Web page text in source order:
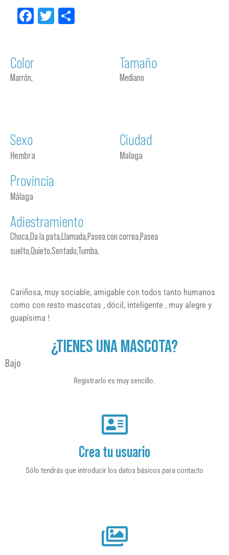
Facebook
Twitter
Color
Marrón,
Tamaño
Mediano
Sexo
Hembra
Ciudad
Malaga
Provincia
Málaga
Adiestramiento
Choca,Da la pata,Llamada,Pasea con correa,Pasea
suelto,Quieto,Sentado,Tumba,
Cariñosa, muy sociable, amigable con todos tanto humanos
como con resto mascotas , dócil, inteligente , muy alegre y
guapísima !
¿TIENES UNA MASCOTA?
Bajo
Registrarlo es muy sencillo.
Crea tu usuario
Sólo tendrás que introducir los datos básicos para contacto